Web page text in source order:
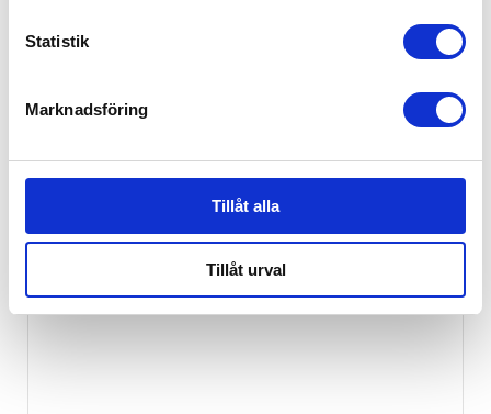
Statistik
Marknadsföring
Tillåt alla
Tillåt urval